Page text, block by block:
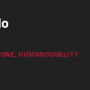
, HUMANOVABILITY